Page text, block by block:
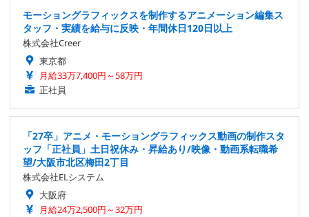
モーショングラフィックスを制作するアニメーション編集ス
タッフ・実績を給与に反映・年間休日120日以上
株式会社Creer
東京都
月給33万7,400円～58万円
正社員
「27卒」アニメ・モーショングラフィックス動画の制作スタ
ッフ「正社員」土日祝休み・昇給あり/映像・動画系転職希
望/大阪市北区梅田2丁目
株式会社ELシステム
大阪府
月給24万2,500円～32万円